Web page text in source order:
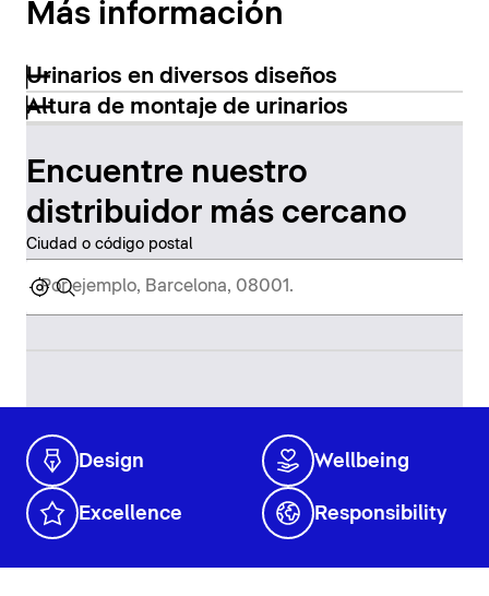
Más información
Urinarios en diversos diseños
Altura de montaje de urinarios
Encuentre nuestro
distribuidor más cercano
Ciudad o código postal
Design Wellbeing
Excellence Responsibility